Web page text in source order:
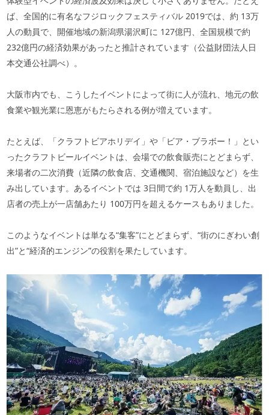
ば、全国的に有名なフジロックフェスティバル 2019では、約 13万
人の動員で、開催地域の新潟県湯沢町に 127億円、全国規模で約
232億円の経済効果があったと推計されています（公益財団法人日
本交通公社調べ）。
大阪市内でも、こうしたイベントによって街に人が流れ、地元の飲
食業や観光業に恩恵がもたらされる例が増えています。
たとえば、「クラフトビアホリデイ」や「ビア・ブラボー！」とい
ったクラフトビールイベントは、会場での飲食販売にとどまらず、
来場者の二次消費（近隣の飲食店、交通機関、宿泊施設など）を生
み出しています。あるイベントでは 3日間で約 1万人を動員し、出
店者の売上が一店舗あたり 100万円を超えるケースもありました。
このようなイベントは単なる“集客”にとどまらず、“街のにぎわい創
出”と“経済的エンジン”の役割を果たしています。